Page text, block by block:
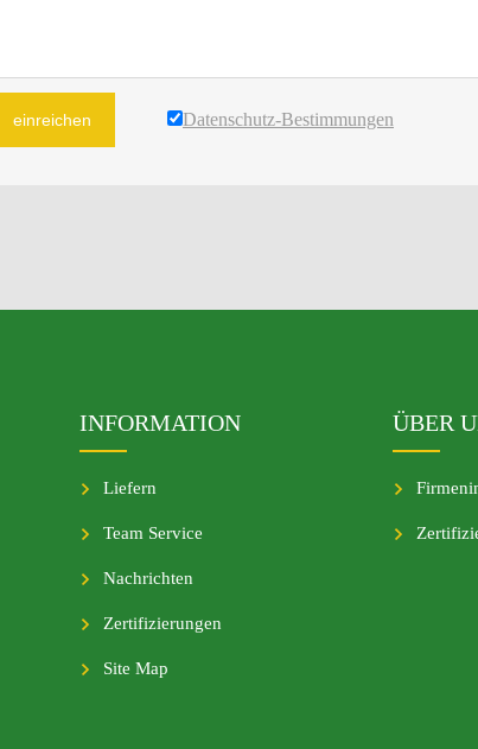
einreichen Datenschutz-Bestimmungen
INFORMATION
Liefern
Team Service
Nachrichten
Zertifizierungen
Site Map
ÜBER